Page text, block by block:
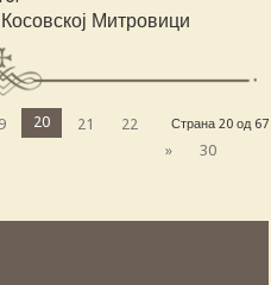
Митровици
Страна 20 од 67
20 21
22
»
30